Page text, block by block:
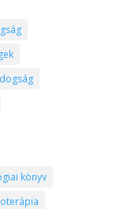
könyv